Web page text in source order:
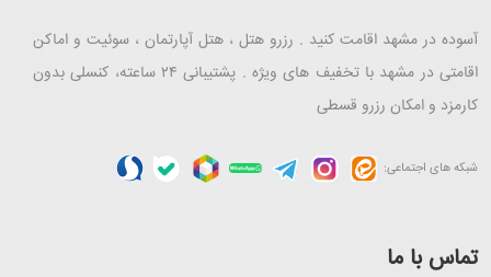
آسوده در مشهد اقامت کنید . رزرو هتل ، هتل آپارتمان ، سوئیت و اماکن
اقامتی در مشهد با تخفیف های ویژه . پشتیبانی ۲۴ ساعته، کنسلی بدون
کارمزد و امکان رزرو قسطی
شبکه های اجتماعی:
تماس با ما